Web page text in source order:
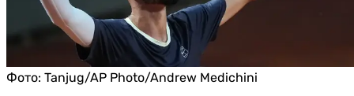
Фото: Tanjug/AP Photo/Andrew Medichini